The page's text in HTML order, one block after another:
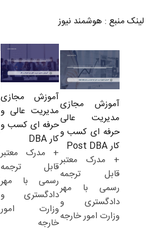
لینک منبع : هوشمند نیوز
آموزش مجازی
مدیریت عالی
حرفه ای کسب و
کار Post DBA
+ مدرک معتبر
قابل ترجمه
رسمی با مهر
دادگستری و
وزارت امور خارجه
آموزش مجازی
مدیریت عالی و
حرفه ای کسب و
کار DBA
+ مدرک معتبر
قابل ترجمه
رسمی با مهر
دادگستری و
وزارت امور
خارجه